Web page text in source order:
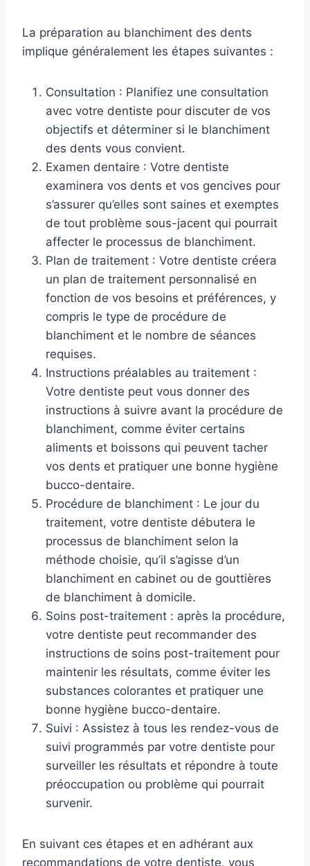
La préparation au blanchiment des dents
implique généralement les étapes suivantes :
Consultation : Planifiez une consultation
avec votre dentiste pour discuter de vos
objectifs et déterminer si le blanchiment
des dents vous convient.
Examen dentaire : Votre dentiste
examinera vos dents et vos gencives pour
s’assurer qu’elles sont saines et exemptes
de tout problème sous-jacent qui pourrait
affecter le processus de blanchiment.
Plan de traitement : Votre dentiste créera
un plan de traitement personnalisé en
fonction de vos besoins et préférences, y
compris le type de procédure de
blanchiment et le nombre de séances
requises.
Instructions préalables au traitement :
Votre dentiste peut vous donner des
instructions à suivre avant la procédure de
blanchiment, comme éviter certains
aliments et boissons qui peuvent tacher
vos dents et pratiquer une bonne hygiène
bucco-dentaire.
Procédure de blanchiment : Le jour du
traitement, votre dentiste débutera le
processus de blanchiment selon la
méthode choisie, qu’il s’agisse d’un
blanchiment en cabinet ou de gouttières
de blanchiment à domicile.
Soins post-traitement : après la procédure,
votre dentiste peut recommander des
instructions de soins post-traitement pour
maintenir les résultats, comme éviter les
substances colorantes et pratiquer une
bonne hygiène bucco-dentaire.
Suivi : Assistez à tous les rendez-vous de
suivi programmés par votre dentiste pour
surveiller les résultats et répondre à toute
préoccupation ou problème qui pourrait
survenir.
En suivant ces étapes et en adhérant aux
recommandations de votre dentiste, vous